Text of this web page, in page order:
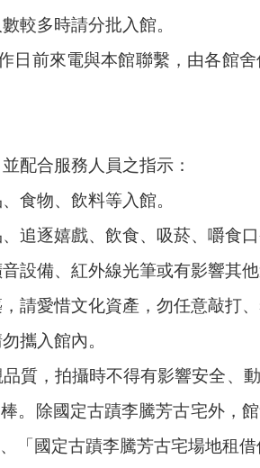
較多時請分批入館。
日前來電與本館聯繫，由各館
配合服務人員之指示：
食物、飲料等入館。
追逐嬉戲、飲食、吸菸、嚼食
設備、紅外線光筆或有影響其他
請愛惜文化資產，勿任意敲打、
攜入館內。
質，拍攝時不得有影響安全、
。除國定古蹟李騰芳古宅外，
「國定古蹟李騰芳古宅場地租借